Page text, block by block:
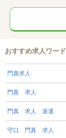
おすすめ求人ワード
門真求人
門真 求人
門真 求人 派遣
守口 門真 求人